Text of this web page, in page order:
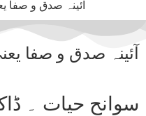
آئینہ صدق و صفا
سوانح حیات ۔